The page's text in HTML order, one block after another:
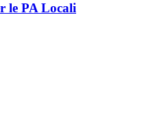
le PA Locali